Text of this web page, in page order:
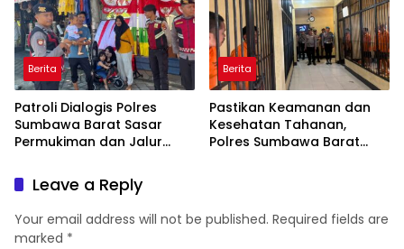
Berita
Patroli Dialogis Polres
Sumbawa Barat Sasar
Permukiman dan Jalur
Tetap Kondusif
Berita
Pastikan Keamanan dan
Kesehatan Tahanan,
Polres Sumbawa Barat
Leave a Reply
Your email address will not be published. Required fields are
marked *